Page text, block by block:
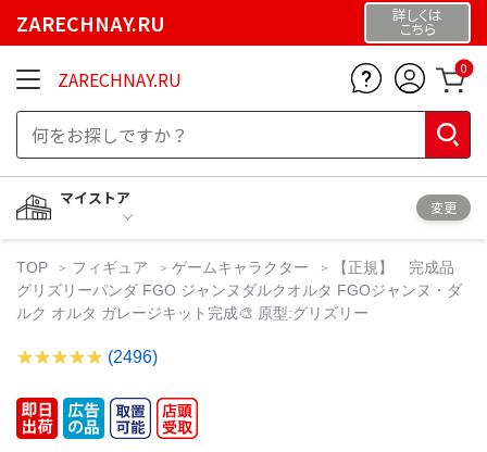
ZARECHNAY.RU 詳しくは
こちら
ZARECHNAY.RU 0
マイストア
変更
TOP フィギュア ゲームキャラクター
【正規】 完成品
グリズリーパンダ FGO ジャンヌダルクオルタ FGOジャンヌ・ダ
ルク オルタ ガレージキット完成🎨 原型:グリズリー
(2496)